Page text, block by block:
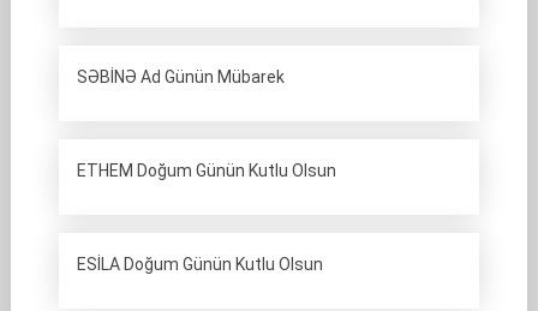
SƏBİNƏ Ad Günün Mübarek
ETHEM Doğum Günün Kutlu Olsun
ESİLA Doğum Günün Kutlu Olsun